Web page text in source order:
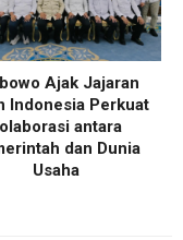
Ajak Jajaran
Indonesia Perkuat
antara
dan Dunia
Usaha